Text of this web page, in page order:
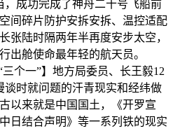
，成功完成了神舟二十号飞船前
间碎片防护安拆安拆、温控适配
张陆时隔两年半再度安步太空，
出舱使命最年轻的航天员。
三个一”】地方局委员、长王毅12
谈时就问题的汗青现实和经纬做
以来就是中国国土，《开罗宣
日结合声明》等一系列铁的现实